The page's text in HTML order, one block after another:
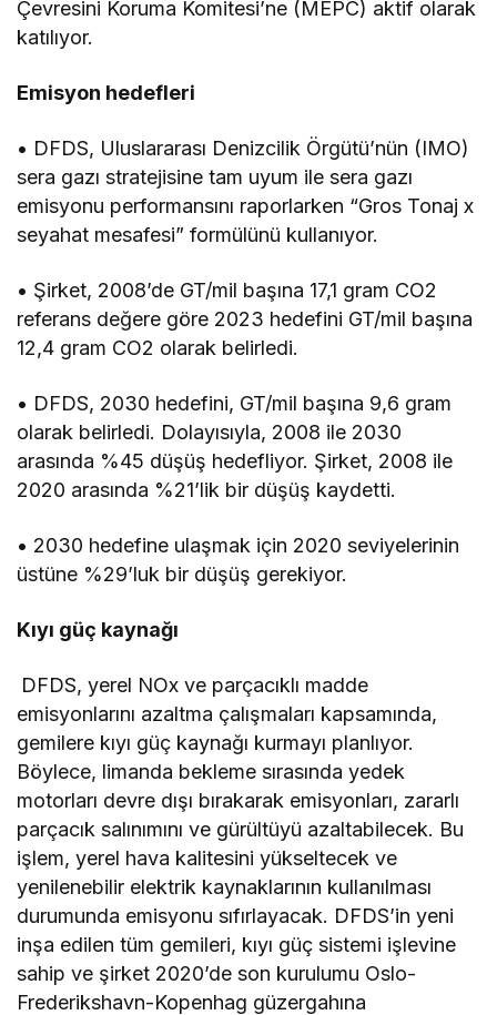
Çevresini Koruma Komitesi’ne (MEPC) aktif olarak
katılıyor.
Emisyon hedefleri
• DFDS, Uluslararası Denizcilik Örgütü’nün (IMO)
sera gazı stratejisine tam uyum ile sera gazı
emisyonu performansını raporlarken “Gros Tonaj x
seyahat mesafesi” formülünü kullanıyor.
• Şirket, 2008’de GT/mil başına 17,1 gram CO2
referans değere göre 2023 hedefini GT/mil başına
12,4 gram CO2 olarak belirledi.
• DFDS, 2030 hedefini, GT/mil başına 9,6 gram
olarak belirledi. Dolayısıyla, 2008 ile 2030
arasında %45 düşüş hedefliyor. Şirket, 2008 ile
2020 arasında %21’lik bir düşüş kaydetti.
• 2030 hedefine ulaşmak için 2020 seviyelerinin
üstüne %29’luk bir düşüş gerekiyor.
Kıyı güç kaynağı
DFDS, yerel NOx ve parçacıklı madde
emisyonlarını azaltma çalışmaları kapsamında,
gemilere kıyı güç kaynağı kurmayı planlıyor.
Böylece, limanda bekleme sırasında yedek
motorları devre dışı bırakarak emisyonları, zararlı
parçacık salınımını ve gürültüyü azaltabilecek. Bu
işlem, yerel hava kalitesini yükseltecek ve
yenilenebilir elektrik kaynaklarının kullanılması
durumunda emisyonu sıfırlayacak. DFDS’in yeni
inşa edilen tüm gemileri, kıyı güç sistemi işlevine
sahip ve şirket 2020’de son kurulumu Oslo-
Frederikshavn-Kopenhag güzergahına